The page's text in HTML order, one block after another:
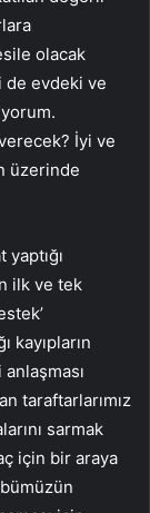
olacak
de evdeki ve
İyi ve
üzerinde
ilk ve tek
kayıpların
taraftarlarımız
sarmak
için bir araya